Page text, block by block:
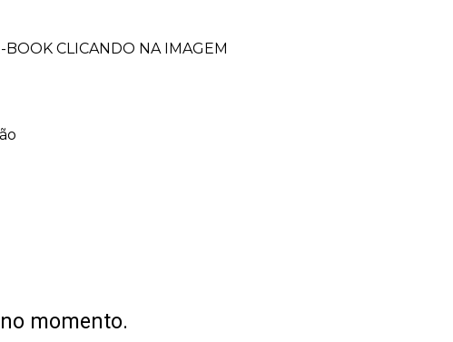
CLICANDO NA IMAGEM
momento.